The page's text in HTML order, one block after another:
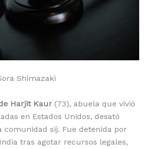
Shimazaki
Harjit Kaur (73), abuela que vivió
en Estados Unidos, desató
comunidad sij. Fue detenida por
tras agotar recursos legales,